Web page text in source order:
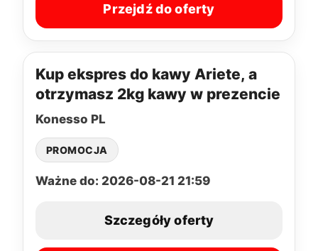
Przejdź do oferty
Kup ekspres do kawy Ariete, a
otrzymasz 2kg kawy w prezencie
Konesso PL
PROMOCJA
Ważne do: 2026-08-21 21:59
Szczegóły oferty